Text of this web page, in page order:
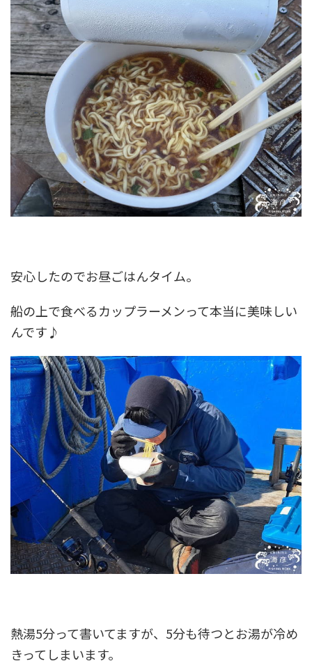
安心したのでお昼ごはんタイム。
船の上で食べるカップラーメンって本当に美味しい
んです♪
熱湯5分って書いてますが、5分も待つとお湯が冷め
きってしまいます。